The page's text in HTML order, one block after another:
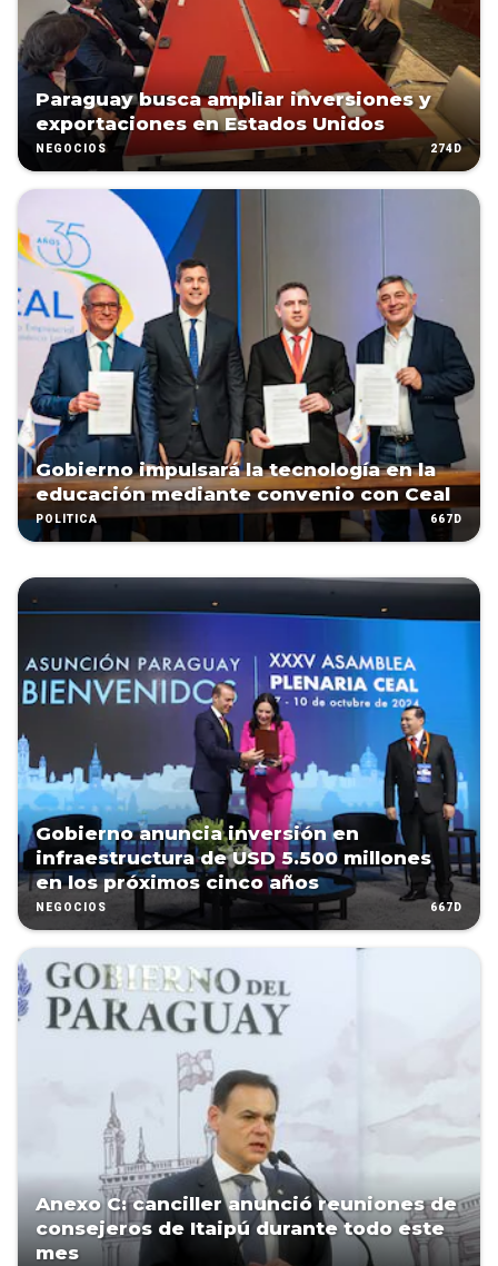
Paraguay busca ampliar inversiones y
exportaciones en Estados Unidos
NEGOCIOS 274D
Gobierno impulsará la tecnología en la
educación mediante convenio con Ceal
POLÍTICA 667D
Gobierno anuncia inversión en
infraestructura de USD 5.500 millones
en los próximos cinco años
NEGOCIOS 667D
Anexo C: canciller anunció reuniones de
consejeros de Itaipú durante todo este
mes